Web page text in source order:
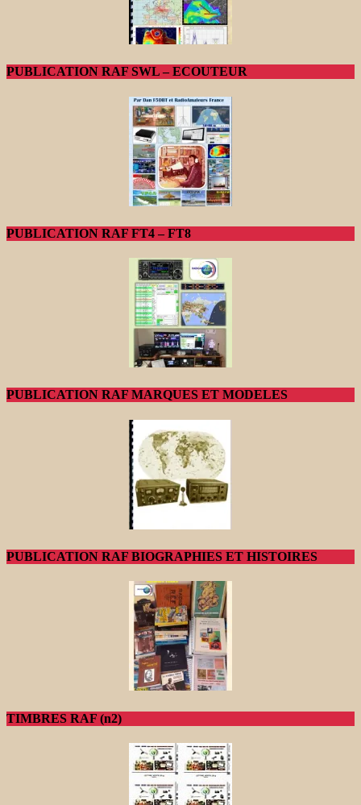
PUBLICATION RAF SWL – ECOUTEUR
PUBLICATION RAF FT4 – FT8
PUBLICATION RAF MARQUES ET MODELES
PUBLICATION RAF BIOGRAPHIES ET HISTOIRES
TIMBRES RAF (n2)